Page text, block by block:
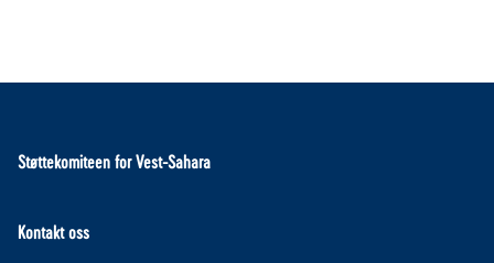
Støttekomiteen for Vest-Sahara
Kontakt oss